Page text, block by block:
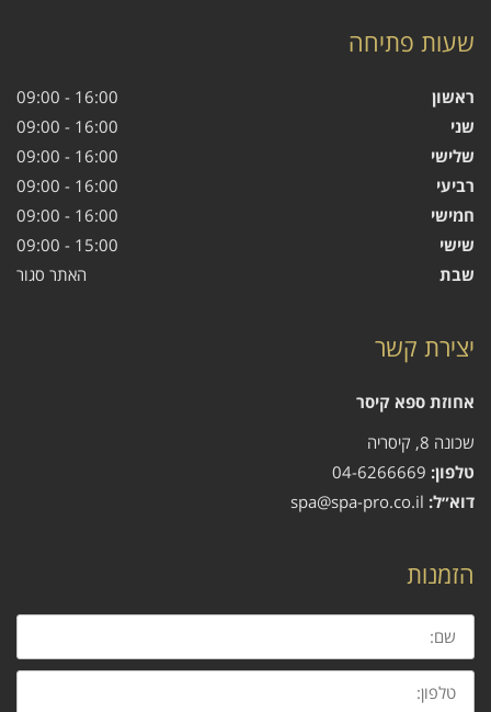
שעות פתיחה
ראשון
16:00 - 09:00
שני
16:00 - 09:00
שלישי
16:00 - 09:00
רביעי
16:00 - 09:00
חמישי
16:00 - 09:00
שישי
15:00 - 09:00
שבת
האתר סגור
יצירת קשר
אחוזת ספא קיסר
שכונה 8, קיסריה
טלפון:
דוא״ל:
הזמנות
שם:
טלפון: